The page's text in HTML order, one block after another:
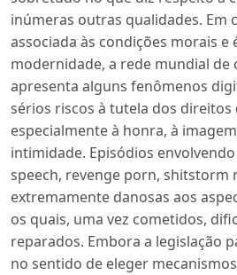
inúmeras outras qualidades. Em
associada às condições morais e
modernidade, a rede mundial de
apresenta alguns fenômenos
sérios riscos à tutela dos direitos
especialmente à honra, à
intimidade. Episódios
speech, revenge porn, shitstorm
extremamente danosas aos
os quais, uma vez cometidos,
reparados. Embora a legislação
no sentido de eleger